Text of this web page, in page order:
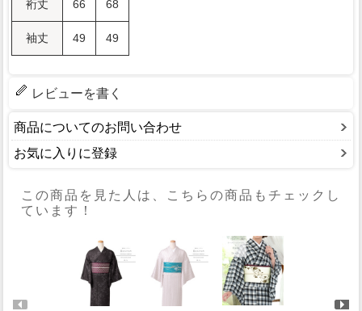
裄丈 66 68
袖丈 49 49
レビューを書く
商品についてのお問い合わせ
お気に入りに登録
この商品を見た人は、こちらの商品もチェックし
ています！